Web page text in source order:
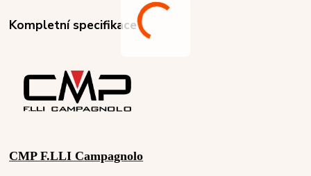
Kompletní specifikace
CMP F.LLI Campagnolo